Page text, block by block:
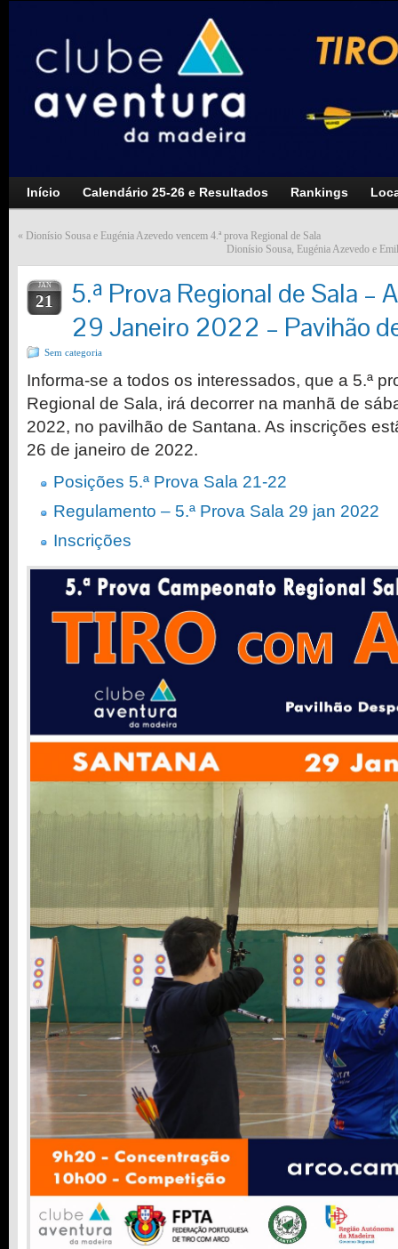
Início Calendário 25-26 e Resultados Rankings
« Dionísio Sousa e Eugénia Azevedo vencem 4.ª prova Regional de Sala
Dionísio Sousa, Eugénia Azevedo e
JAN
21
5.ª Prova Regional de Sala –
29 Janeiro 2022 – Pavihão
Sem categoria
Informa-se a todos os interessados, que a 5.ª
Regional de Sala, irá decorrer na manhã de
2022, no pavilhão de Santana. As inscrições
26 de janeiro de 2022.
Posições 5.ª Prova Sala 21-22
Regulamento – 5.ª Prova Sala 29 jan 2022
Inscrições